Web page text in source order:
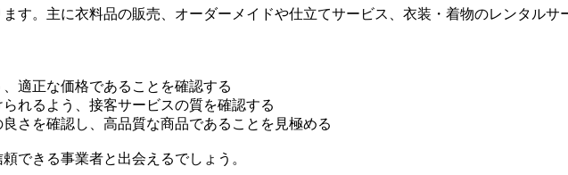
す。主に衣料品の販売、オーダーメイドや仕立てサービス、衣装・着物のレンタル
適正な価格であることを確認する
れるよう、接客サービスの質を確認する
さを確認し、高品質な商品であることを見極める
できる事業者と出会えるでしょう。